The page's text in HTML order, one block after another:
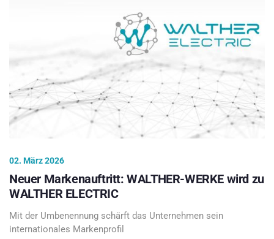
02. März 2026
Neuer Markenauftritt: WALTHER-WERKE wird zu
WALTHER ELECTRIC
Mit der Umbenennung schärft das Unternehmen sein
internationales Markenprofil